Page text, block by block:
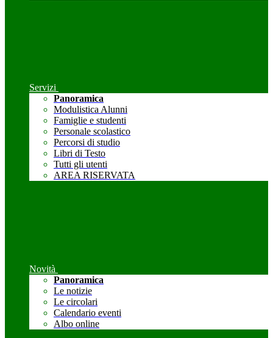
Servizi
Panoramica
Modulistica Alunni
Famiglie e studenti
Personale scolastico
Percorsi di studio
Libri di Testo
Tutti gli utenti
AREA RISERVATA
Novità
Panoramica
Le notizie
Le circolari
Calendario eventi
Albo online